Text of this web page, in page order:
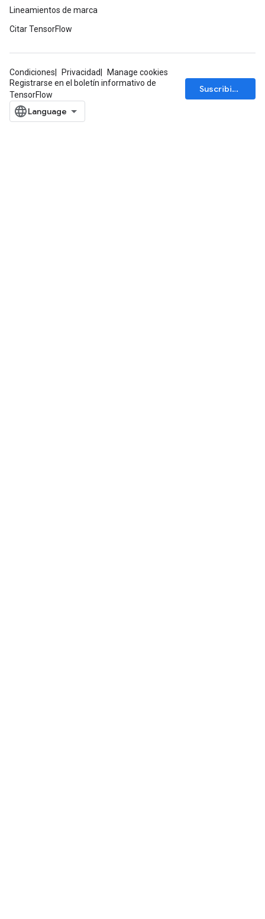
Lineamientos de marca
Citar TensorFlow
Condiciones Privacidad
Manage cookies
Registrarse en el boletín informativo de
TensorFlow
Suscribirse